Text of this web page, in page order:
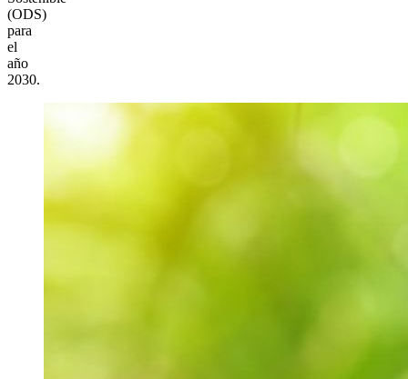
(ODS)
para
el
año
2030.